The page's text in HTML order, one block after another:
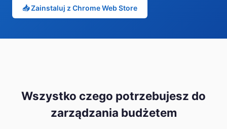
📥 Zainstaluj z Chrome Web Store
Wszystko czego potrzebujesz do
zarządzania budżetem